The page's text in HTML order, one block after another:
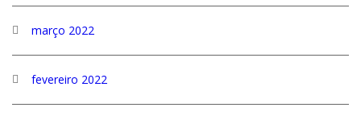
março 2022
fevereiro 2022